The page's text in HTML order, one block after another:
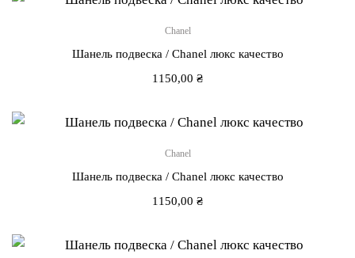
Chanel
Шанель подвеска / Chanel люкс качество
1150,00 ₴
Chanel
Шанель подвеска / Chanel люкс качество
1150,00 ₴